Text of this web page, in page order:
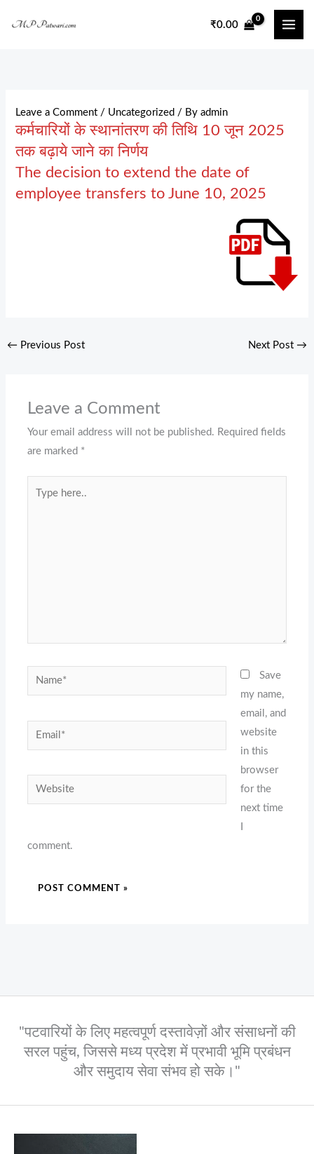
₹0.00
Leave a Comment / Uncategorized / Byadmin
कर्मचारियों के स्थानांतरण की तिथि 10 जून 2025
तक बढ़ाये जाने का निर्णय
The decision to extend the date of
employee transfers to June 10, 2025
← Previous Post Next Post →
Leave a Comment
Your email address will not be published. Required fields
are marked *
Name*
Email*
Website
Save
my name,
email, and
website
in this
browser
for the
next time
comment.
"पटवारियों के लिए महत्वपूर्ण दस्तावेज़ों और संसाधनों की
सरल पहुंच, जिससे मध्य प्रदेश में प्रभावी भूमि प्रबंधन
और समुदाय सेवा संभव हो सके।"